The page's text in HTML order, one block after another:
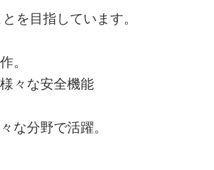
を目指しています。
。
々な安全機能
な分野で活躍。